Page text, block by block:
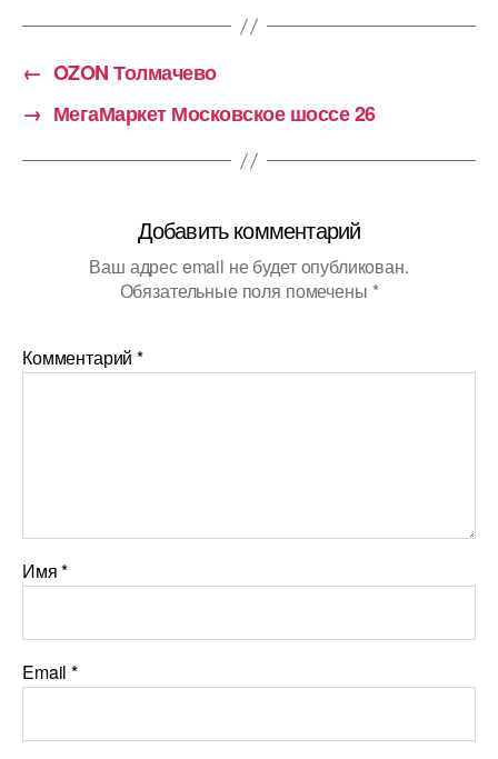
← OZON Толмачево
→ МегаМаркет Московское шоссе 26
Добавить комментарий
Ваш адрес email не будет опубликован.
Обязательные поля помечены *
Комментарий*
Имя*
Email*